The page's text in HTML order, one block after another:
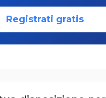
Registrati gratis